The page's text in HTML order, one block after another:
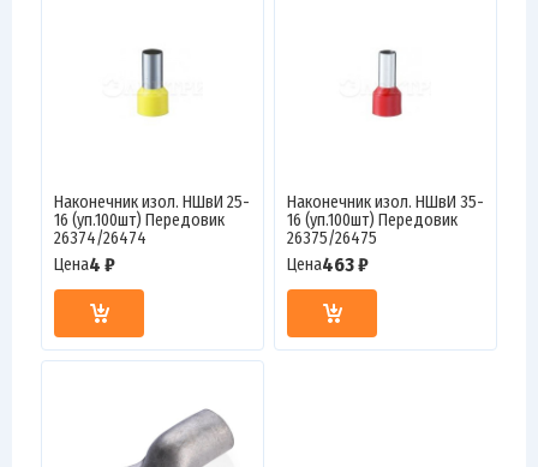
Наконечник изол. НШвИ 25-
16 (уп.100шт) Передовик
26374/26474
Цена4 ₽
Наконечник изол. НШвИ 35-
16 (уп.100шт) Передовик
26375/26475
Цена463 ₽